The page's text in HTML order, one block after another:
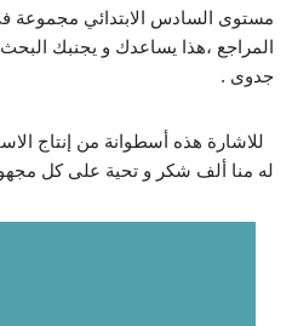
مستوى السادس الابتدائي مجموعة
المراجع ،هذا يساعدك و يجنبك
جدوى .
للاشارة هذه أسطوانة من إنتاج
له منا ألف شكر و تحية على كل